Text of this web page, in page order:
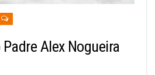
Alex Nogueira